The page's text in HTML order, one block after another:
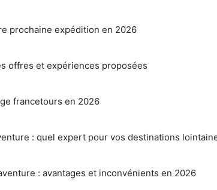
prochaine expédition en 2026
offres et expériences proposées
francetours en 2026
: quel expert pour vos destinations
: avantages et inconvénients en 2026